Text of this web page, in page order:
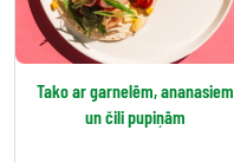
Tako ar garnelēm, ananasiem
un čili pupiņām